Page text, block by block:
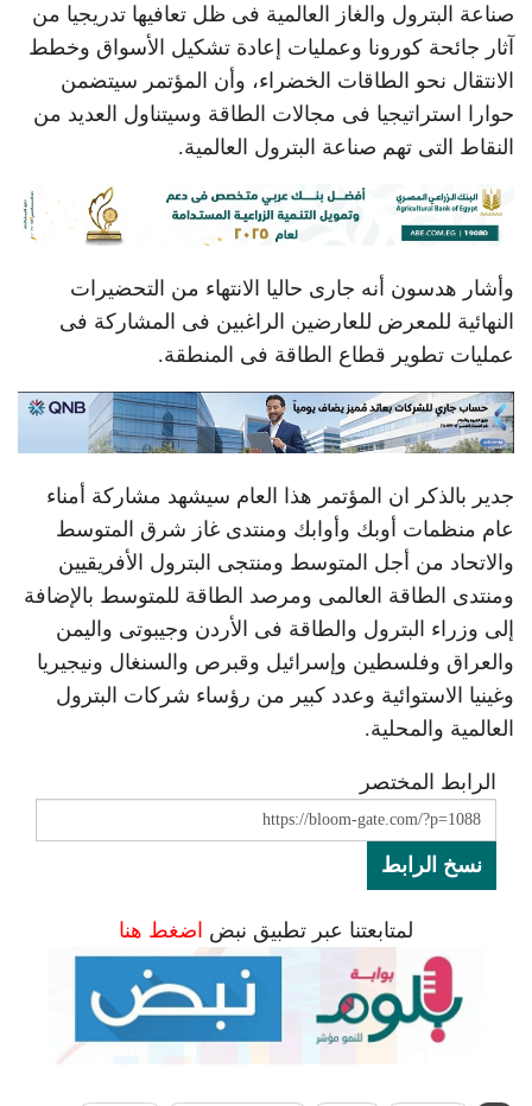
صناعة البترول والغاز العالمية فى ظل تعافيها تدريجيا من
آثار جائحة كورونا وعمليات إعادة تشكيل الأسواق وخطط
الانتقال نحو الطاقات الخضراء، وأن المؤتمر سيتضمن
حوارا استراتيجيا فى مجالات الطاقة وسيتناول العديد من
النقاط التى تهم صناعة البترول العالمية.
وأشار هدسون أنه جارى حاليا الانتهاء من التحضيرات
النهائية للمعرض للعارضين الراغبين فى المشاركة فى
عمليات تطوير قطاع الطاقة فى المنطقة.
جدير بالذكر ان المؤتمر هذا العام سيشهد مشاركة أمناء
عام منظمات أوبك وأوابك ومنتدى غاز شرق المتوسط
والاتحاد من أجل المتوسط ومنتجى البترول الأفريقيين
ومنتدى الطاقة العالمى ومرصد الطاقة للمتوسط بالإضافة
إلى وزراء البترول والطاقة فى الأردن وجيبوتى واليمن
والعراق وفلسطين وإسرائيل وقبرص والسنغال ونيجيريا
وغينيا الاستوائية وعدد كبير من رؤساء شركات البترول
العالمية والمحلية.
الرابط المختصر
نسخ الرابط
لمتابعتنا عبر تطبيق نبض اضغط هنا